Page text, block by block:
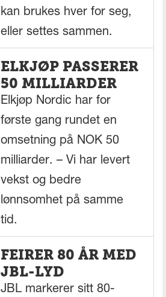
kan brukes hver for seg,
eller settes sammen.
ELKJØP PASSERER
50 MILLIARDER
Elkjøp Nordic har for
første gang rundet en
omsetning på NOK 50
milliarder. – Vi har levert
vekst og bedre
lønnsomhet på samme
tid.
FEIRER 80 ÅR MED
JBL-LYD
JBL markerer sitt 80-